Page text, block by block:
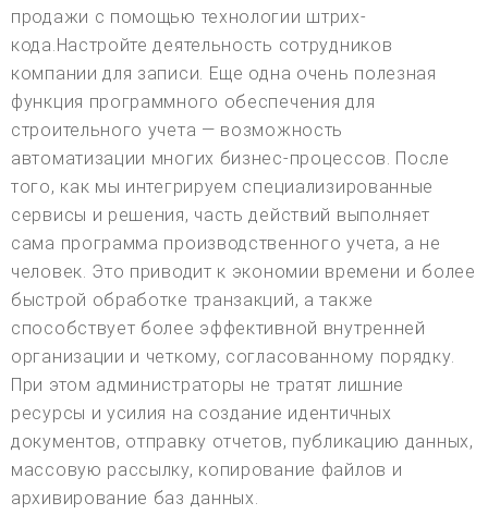
продажи с помощью технологии штрих-
кода.Настройте деятельность сотрудников
компании для записи. Еще одна очень полезная
функция программного обеспечения для
строительного учета — возможность
автоматизации многих бизнес-процессов. После
того, как мы интегрируем специализированные
сервисы и решения, часть действий выполняет
сама программа производственного учета, а не
человек. Это приводит к экономии времени и более
быстрой обработке транзакций, а также
способствует более эффективной внутренней
организации и четкому, согласованному порядку.
При этом администраторы не тратят лишние
ресурсы и усилия на создание идентичных
документов, отправку отчетов, публикацию данных,
массовую рассылку, копирование файлов и
архивирование баз данных.